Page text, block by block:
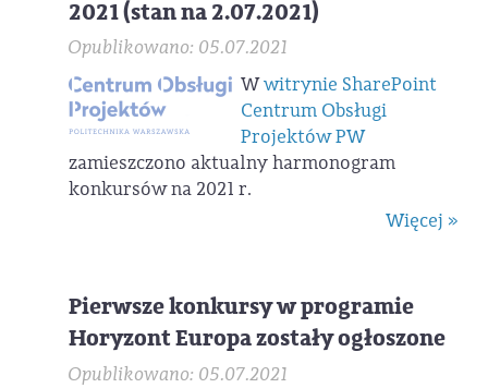
2021 (stan na 2.07.2021)
Opublikowano: 05.07.2021
Wwitrynie SharePoint
Centrum Obsługi
Projektów PW
zamieszczono aktualny harmonogram
konkursów na 2021 r.
Więcej »
Pierwsze konkursy w programie
Horyzont Europa zostały ogłoszone
Opublikowano: 05.07.2021